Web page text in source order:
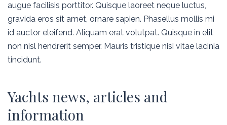
augue facilisis porttitor. Quisque laoreet neque luctus,
gravida eros sit amet, ornare sapien. Phasellus mollis mi
id auctor eleifend. Aliquam erat volutpat. Quisque in elit
non nisl hendrerit semper. Mauris tristique nisi vitae lacinia
tincidunt.
Yachts news, articles and
information